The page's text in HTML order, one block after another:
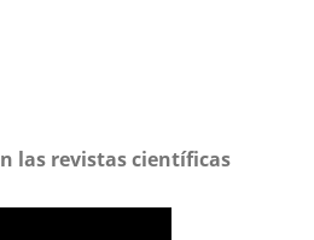
las revistas científicas